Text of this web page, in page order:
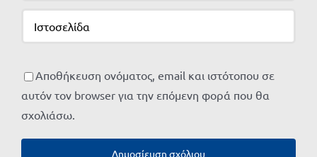
Αποθήκευση ονόματος, email και ιστότοπου σε
αυτόν τον browser για την επόμενη φορά που θα
σχολιάσω.